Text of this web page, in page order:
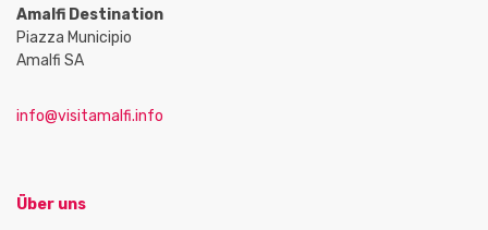
Amalfi Destination
Piazza Municipio
Amalfi SA
info@visitamalfi.info
Über uns